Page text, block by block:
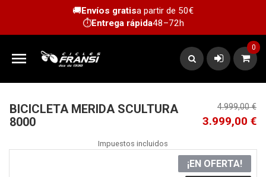
🚚Envíos gratisa partir de 50€
⏱️Entrega rápida48–72h

0
BICICLETA MERIDA SCULTURA
8000
4.999,00 €
3.999,00 €
Impuestos incluidos
¡EN OFERTA!